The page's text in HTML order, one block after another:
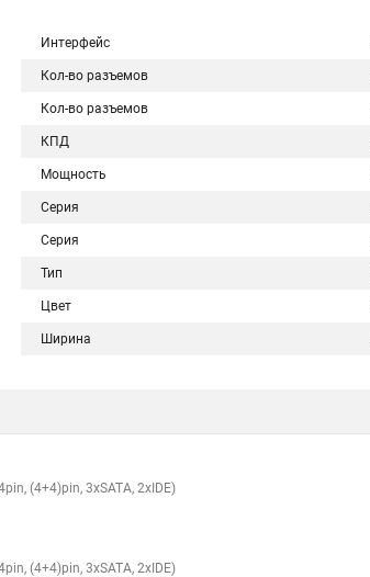
Интерфейс
Кол-во разъемов
Кол-во разъемов
КПД
Мощность
Серия
Серия
Тип
Цвет
Ширина
(4+4)pin, 3xSATA, 2xIDE)
(4+4)pin, 3xSATA, 2xIDE)